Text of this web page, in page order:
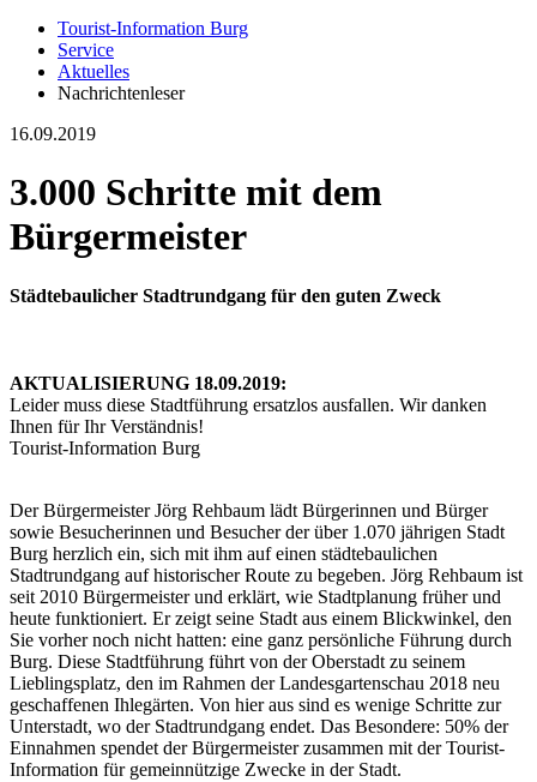
Tourist-Information Burg
Service
Aktuelles
Nachrichtenleser
16.09.2019
3.000 Schritte mit dem
Bürgermeister
Städtebaulicher Stadtrundgang für den guten Zweck
AKTUALISIERUNG 18.09.2019:
Leider muss diese Stadtführung ersatzlos ausfallen. Wir danken
Ihnen für Ihr Verständnis!
Tourist-Information Burg
Der Bürgermeister Jörg Rehbaum lädt Bürgerinnen und Bürger
sowie Besucherinnen und Besucher der über 1.070 jährigen Stadt
Burg herzlich ein, sich mit ihm auf einen städtebaulichen
Stadtrundgang auf historischer Route zu begeben. Jörg Rehbaum ist
seit 2010 Bürgermeister und erklärt, wie Stadtplanung früher und
heute funktioniert. Er zeigt seine Stadt aus einem Blickwinkel, den
Sie vorher noch nicht hatten: eine ganz persönliche Führung durch
Burg. Diese Stadtführung führt von der Oberstadt zu seinem
Lieblingsplatz, den im Rahmen der Landesgartenschau 2018 neu
geschaffenen Ihlegärten. Von hier aus sind es wenige Schritte zur
Unterstadt, wo der Stadtrundgang endet. Das Besondere: 50% der
Einnahmen spendet der Bürgermeister zusammen mit der Tourist-
Information für gemeinnützige Zwecke in der Stadt.